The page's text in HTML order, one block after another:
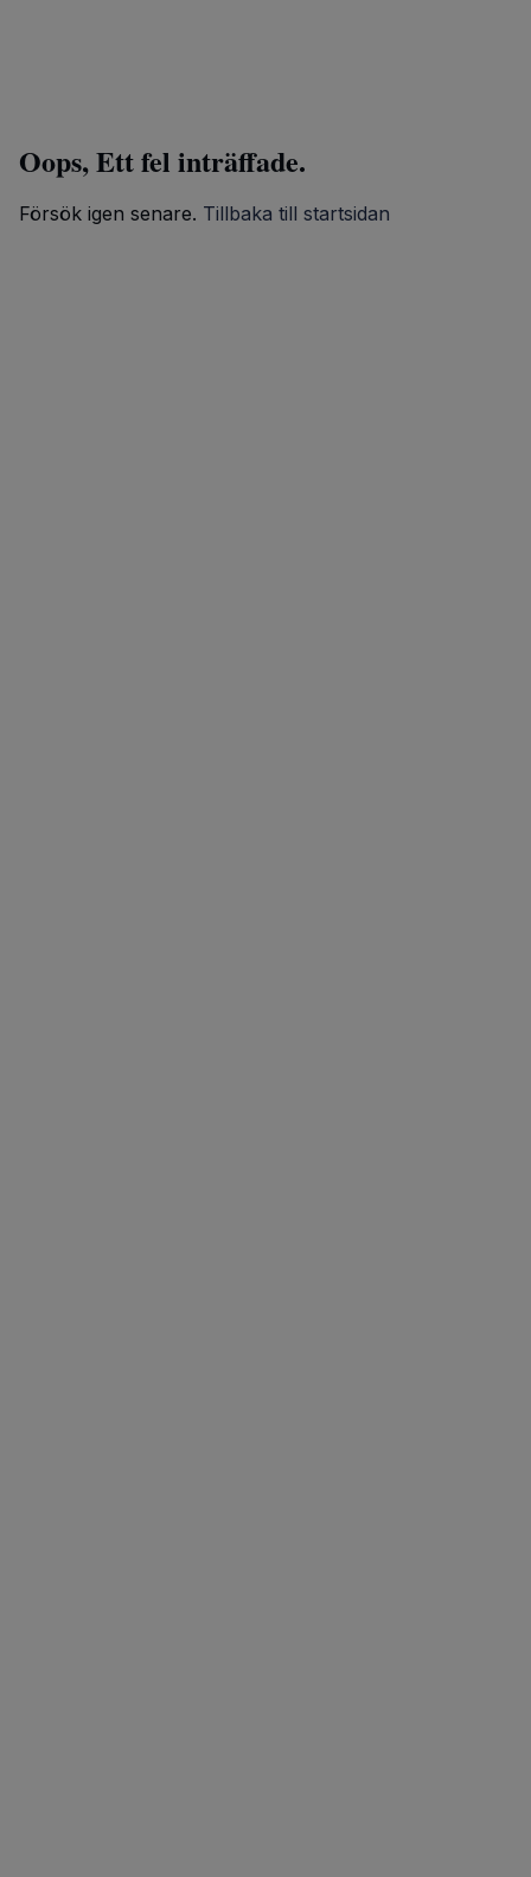
Oops, Ett fel inträffade.
Försök igen senare. Tillbaka till startsidan